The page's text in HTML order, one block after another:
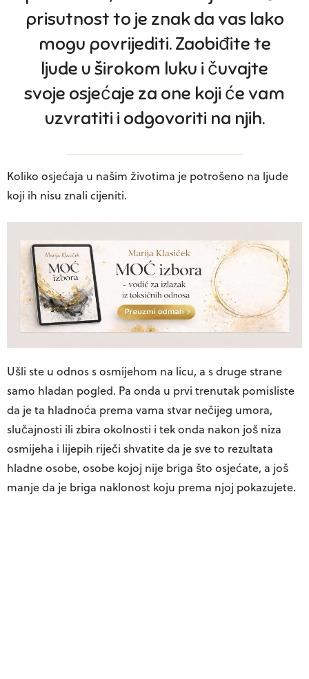
prisutnost to je znak da vas lako
mogu povrijediti. Zaobiđite te
ljude u širokom luku i čuvajte
svoje osjećaje za one koji će vam
uzvratiti i odgovoriti na njih.
Koliko osjećaja u našim životima je potrošeno na ljude
koji ih nisu znali cijeniti.
Ušli ste u odnos s osmijehom na licu, a s druge strane
samo hladan pogled. Pa onda u prvi trenutak pomisliste
da je ta hladnoća prema vama stvar nečijeg umora,
slučajnosti ili zbira okolnosti i tek onda nakon još niza
osmijeha i lijepih riječi shvatite da je sve to rezultata
hladne osobe, osobe kojoj nije briga što osjećate, a još
manje da je briga naklonost koju prema njoj pokazujete.